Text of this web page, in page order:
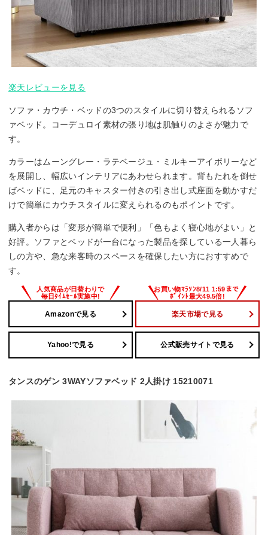
楽天レビューを見る
ソファ・カウチ・ベッドの3つのスタイルに切り替えられるソフ
ァベッド。コーデュロイ素材の張り地は肌触りのよさが魅力で
す。
カラーはムーングレー・ラテベージュ・ミルキーアイボリーなど
を展開し、幅広いインテリアにあわせられます。背もたれを倒せ
ばベッドに、足元のキャスター付きの引き出し式座面を動かすだ
けで簡単にカウチスタイルに変えられるのもポイントです。
購入者からは「変形が簡単で便利」「色もよく寝心地がよい」と
好評。ソファとベッドが一台になった製品を探している一人暮ら
しの方や、急な来客時のスペースを確保したい方におすすめで
す。
Amazonで見る 楽天市場で見る
Yahoo!で見る 公式販売サイトで見る
タンスのゲン 3WAYソファベッド 2人掛け 15210071